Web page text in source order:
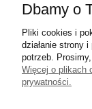
Dbamy o
Pliki cookies i
działanie strony
potrzeb.
Więcej o plikach
prywatności.